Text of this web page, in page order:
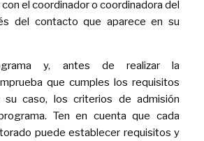
el coordinador o coordinadora del
del contacto que aparece en su
y, antes de realizar la
que cumples los requisitos
caso, los criterios de admisión
Ten en cuenta que cada
puede establecer requisitos y